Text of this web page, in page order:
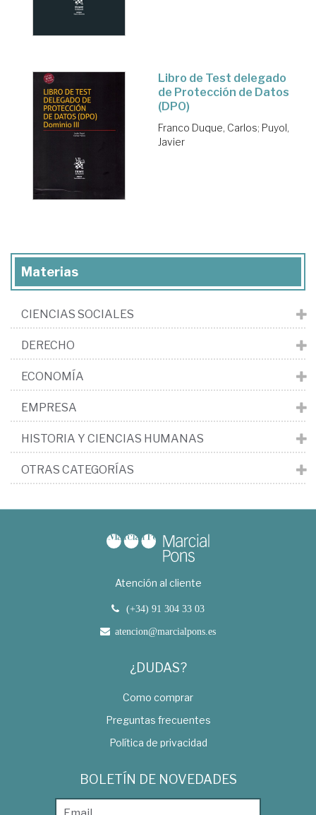
Libro de Test delegado
de Protección de Datos
(DPO)
Franco Duque, Carlos; Puyol,
Javier
Materias
CIENCIAS SOCIALES
DERECHO
ECONOMÍA
EMPRESA
HISTORIA Y CIENCIAS HUMANAS
OTRAS CATEGORÍAS
Atención al cliente
(+34) 91 304 33 03
atencion@marcialpons.es
¿DUDAS?
Como comprar
Preguntas frecuentes
Política de privacidad
BOLETÍN DE NOVEDADES